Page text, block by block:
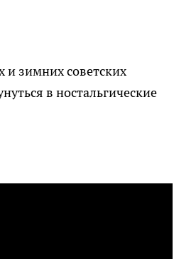
и зимних советских
в ностальгические